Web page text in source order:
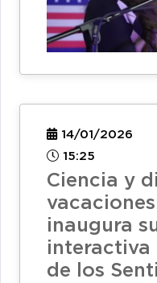
14/01/2026
15:25
Ciencia y
inaugura
interactiva
de los